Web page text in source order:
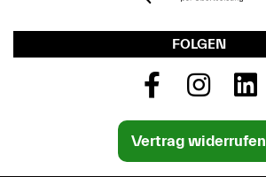
FOLGEN
Vertrag widerrufen